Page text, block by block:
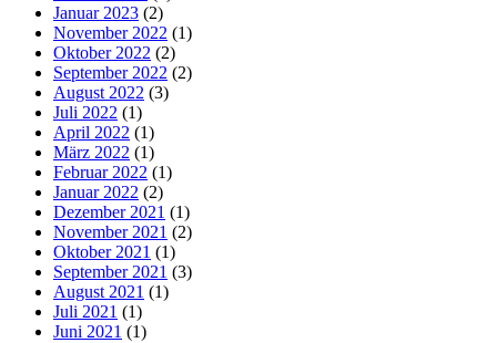
Januar 2023 (2)
November 2022 (1)
Oktober 2022 (2)
September 2022 (2)
August 2022 (3)
Juli 2022 (1)
April 2022 (1)
März 2022 (1)
Februar 2022 (1)
Januar 2022 (2)
Dezember 2021 (1)
November 2021 (2)
Oktober 2021 (1)
September 2021 (3)
August 2021 (1)
Juli 2021 (1)
Juni 2021 (1)